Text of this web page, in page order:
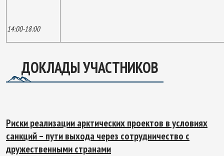
14:00-18:00
ДОКЛАДЫ УЧАСТНИКОВ
Риски реализации арктических проектов в условиях
санкций – пути выхода через сотрудничество с
дружественными странами